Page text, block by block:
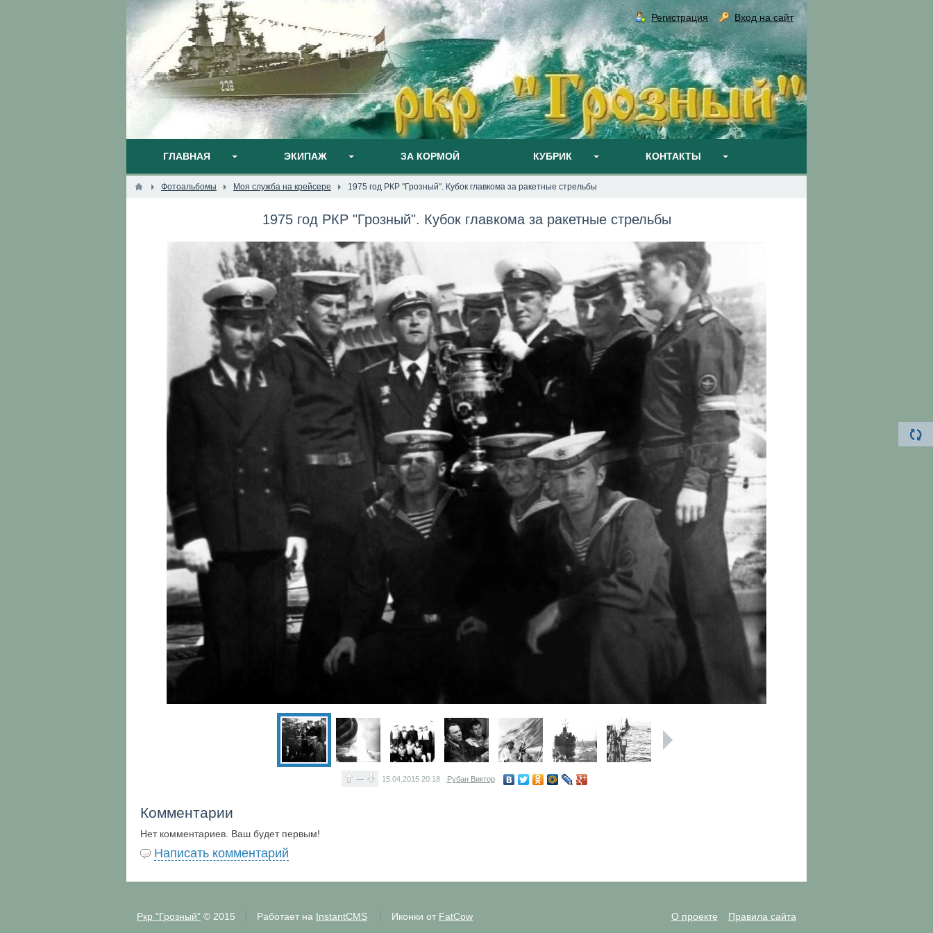
Регистрация Вход на сайт
ГЛАВНАЯ ЭКИПАЖ ЗА КОРМОЙ КУБРИК КОНТАКТЫ
Фотоальбомы Моя служба на крейсере 1975 год РКР "Грозный". Кубок главкома за ракетные стрельбы
1975 год РКР "Грозный". Кубок главкома за ракетные стрельбы
— 15.04.2015 20:18 Рубан Виктор
Комментарии
Нет комментариев. Ваш будет первым!
Написать комментарий
Ркр "Грозный" © 2015 Работает на InstantCMS Иконки от FatCow О проекте Правила сайта